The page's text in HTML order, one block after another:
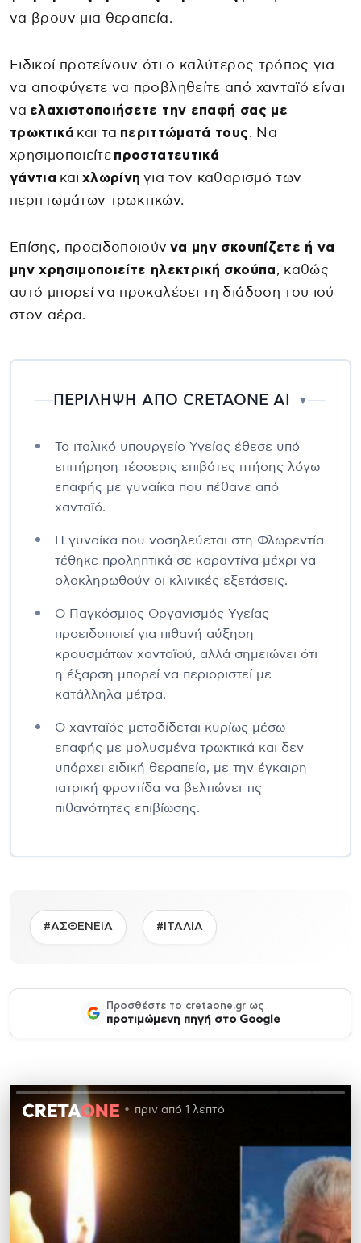
να βρουν μια θεραπεία.
Ειδικοί προτείνουν ότι ο καλύτερος τρόπος για
να αποφύγετε να προβληθείτε από χανταϊό είναι
να ελαχιστοποιήσετε την επαφή σας με
τρωκτικά και τα περιττώματά τους. Να
χρησιμοποιείτε προστατευτικά
γάντια και χλωρίνη για τον καθαρισμό των
περιττωμάτων τρωκτικών.
Επίσης, προειδοποιούν να μην σκουπίζετε ή να
μην χρησιμοποιείτε ηλεκτρική σκούπα, καθώς
αυτό μπορεί να προκαλέσει τη διάδοση του ιού
στον αέρα.
ΠΕΡΙΛΗΨΗ ΑΠΟ CRETAONE AI ▼
Το ιταλικό υπουργείο Υγείας έθεσε υπό
επιτήρηση τέσσερις επιβάτες πτήσης λόγω
επαφής με γυναίκα που πέθανε από
χανταϊό.
Η γυναίκα που νοσηλεύεται στη Φλωρεντία
τέθηκε προληπτικά σε καραντίνα μέχρι να
ολοκληρωθούν οι κλινικές εξετάσεις.
Ο Παγκόσμιος Οργανισμός Υγείας
προειδοποιεί για πιθανή αύξηση
κρουσμάτων χανταϊού, αλλά σημειώνει ότι
η έξαρση μπορεί να περιοριστεί με
κατάλληλα μέτρα.
Ο χανταϊός μεταδίδεται κυρίως μέσω
επαφής με μολυσμένα τρωκτικά και δεν
υπάρχει ειδική θεραπεία, με την έγκαιρη
ιατρική φροντίδα να βελτιώνει τις
πιθανότητες επιβίωσης.
#ΑΣΘΕΝΕΙΑ #ΙΤΑΛΙΑ
Προσθέστε το cretaone.gr ως
προτιμώμενη πηγή στο Google
πριν από 1 λεπτό